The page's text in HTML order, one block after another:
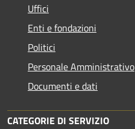
Uffici
Enti e fondazioni
Politici
Personale Amministrativo
Documenti e dati
CATEGORIE DI SERVIZIO